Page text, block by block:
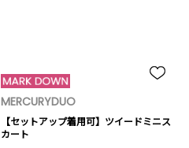
MERCURYDUO
【セットアップ着用可】ツイードミニス
カート